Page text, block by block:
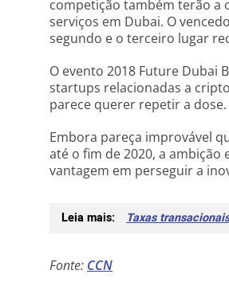
competição também terão a
serviços em Dubai. O
segundo e o terceiro lugar
O evento 2018 Future Dubai
startups relacionadas a
parece querer repetir a dose.
Embora pareça improvável
até o fim de 2020, a
vantagem em perseguir a
Leia mais: Taxas
Fonte: CCN